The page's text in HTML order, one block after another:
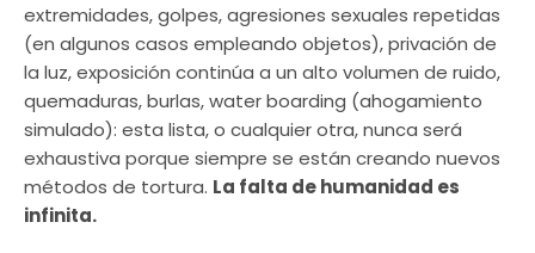
extremidades, golpes, agresiones sexuales repetidas
(en algunos casos empleando objetos), privación de
la luz, exposición continúa a un alto volumen de ruido,
quemaduras, burlas, water boarding (ahogamiento
simulado): esta lista, o cualquier otra, nunca será
exhaustiva porque siempre se están creando nuevos
métodos de tortura. La falta de humanidad es
infinita.